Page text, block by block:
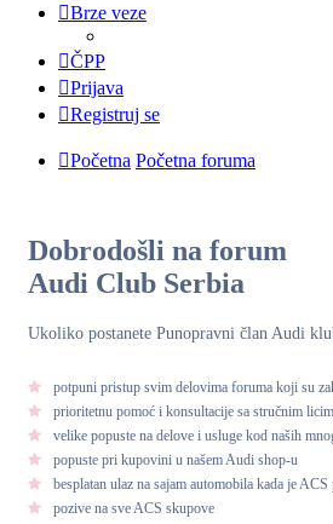
Brze veze
ČPP
Prijava
Registruj se
Početna Početna foruma
Dobrodošli na forum
Audi Club Serbia
Ukoliko postanete Punopravni član Audi
potpuni pristup svim delovima foruma koji su
prioritetnu pomoć i konsultacije sa stručnim
velike popuste na delove i usluge kod naših
popuste pri kupovini u našem Audi shop-u
besplatan ulaz na sajam automobila kada je ACS
pozive na sve ACS skupove